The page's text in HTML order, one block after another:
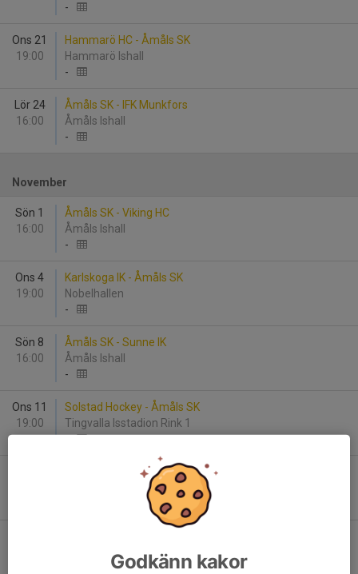
-
Ons 21
19:00
Hammarö HC - Åmåls SK
Hammarö Ishall
-
Lör 24
16:00
Åmåls SK - IFK Munkfors
Åmåls Ishall
-
November
Sön 1
16:00
Åmåls SK - Viking HC
Åmåls Ishall
-
Ons 4
19:00
Karlskoga IK - Åmåls SK
Nobelhallen
-
Sön 8
16:00
Åmåls SK - Sunne IK
Åmåls Ishall
-
Ons 11
19:00
Solstad Hockey - Åmåls SK
Tingvalla Isstadion Rink 1
-
Åmåls SK - Kils AIK
Åmåls IshallGodkänn kakor